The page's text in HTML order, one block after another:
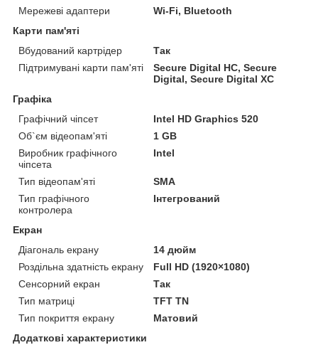
Мережеві адаптери
Wi-Fi, Bluetooth
Карти пам'яті
Вбудований картрідер
Так
Підтримувані карти пам'яті
Secure Digital HC, Secure
Digital, Secure Digital XC
Графіка
Графічний чіпсет
Intel HD Graphics 520
Об`єм відеопам'яті
1 GB
Виробник графічного
чіпсета
Intel
Тип відеопам'яті
SMA
Тип графічного
контролера
Інтегрований
Екран
Діагональ екрану
14 дюйм
Роздільна здатність екрану
Full HD (1920×1080)
Сенсорний екран
Так
Тип матриці
TFT TN
Тип покриття екрану
Матовий
Додаткові характеристики